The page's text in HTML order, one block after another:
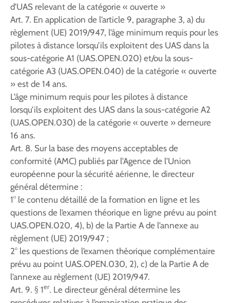
d’UAS relevant de la catégorie « ouverte »
Art. 7. En application de l’article 9, paragraphe 3, a) du
règlement (UE) 2019/947, l’âge minimum requis pour les
pilotes à distance lorsqu’ils exploitent des UAS dans la
sous-catégorie A1 (UAS.OPEN.020) et/ou la sous-
catégorie A3 (UAS.OPEN.040) de la catégorie « ouverte
» est de 14 ans.
L’âge minimum requis pour les pilotes à distance
lorsqu’ils exploitent des UAS dans la sous-catégorie A2
(UAS.OPEN.030) de la catégorie « ouverte » demeure
16 ans.
Art. 8. Sur la base des moyens acceptables de
conformité (AMC) publiés par l’Agence de l’Union
européenne pour la sécurité aérienne, le directeur
général détermine :
1° le contenu détaillé de la formation en ligne et les
questions de l’examen théorique en ligne prévu au point
UAS.OPEN.020, 4), b) de la Partie A de l’annexe au
règlement (UE) 2019/947 ;
2° les questions de l’examen théorique complémentaire
prévu au point UAS.OPEN.030, 2), c) de la Partie A de
l’annexe au règlement (UE) 2019/947.
Art. 9. § 1er. Le directeur général détermine les